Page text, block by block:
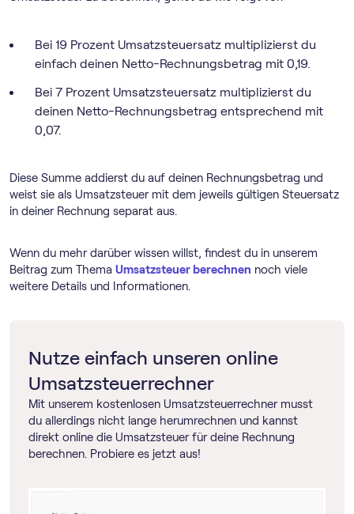
Bei 19 Prozent Umsatzsteuersatz multiplizierst du
einfach deinen Netto-Rechnungsbetrag mit 0,19.
Bei 7 Prozent Umsatzsteuersatz multiplizierst du
deinen Netto-Rechnungsbetrag entsprechend mit
0,07.
Diese Summe addierst du auf deinen Rechnungsbetrag und
weist sie als Umsatzsteuer mit dem jeweils gültigen Steuersatz
in deiner Rechnung separat aus.
Wenn du mehr darüber wissen willst, findest du in unserem
Beitrag zum Thema Umsatzsteuer berechnen noch viele
weitere Details und Informationen.
Nutze einfach unseren online
Umsatzsteuerrechner
Mit unserem kostenlosen Umsatzsteuerrechner musst
du allerdings nicht lange herumrechnen und kannst
direkt online die Umsatzsteuer für deine Rechnung
berechnen. Probiere es jetzt aus!